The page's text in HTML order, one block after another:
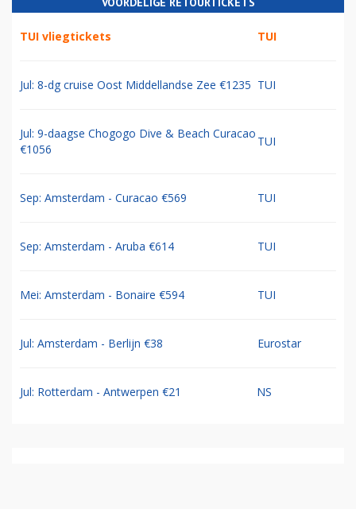
TUI vliegtickets TUI
Jul: 8-dg cruise Oost Middellandse Zee €1235 TUI
Jul: 9-daagse Chogogo Dive & Beach Curacao
€1056
TUI
Sep: Amsterdam - Curacao €569 TUI
Sep: Amsterdam - Aruba €614 TUI
Mei: Amsterdam - Bonaire €594 TUI
Jul: Amsterdam - Berlijn €38 Eurostar
Jul: Rotterdam - Antwerpen €21 NS